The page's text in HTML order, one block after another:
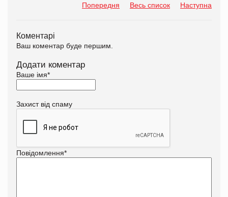
Попередня Весь список Наступна
Коментарі
Ваш коментар буде першим.
Додати коментар
Ваше імя*
Захист від спаму
Повідомлення*